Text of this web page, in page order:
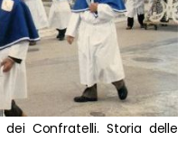
dei Confratelli. Storia delle